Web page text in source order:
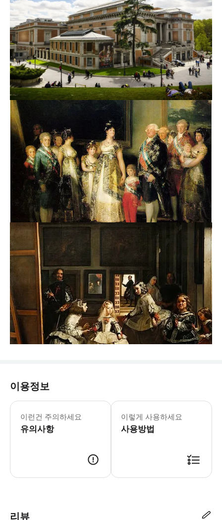
이용정보
이런건 주의하세요
유의사항
- 필수 확인 사항 🤚모임 시간을 꼭 지
이렇게 사용하세요
사용방법
리뷰